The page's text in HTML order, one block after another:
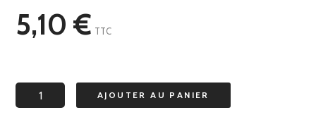
5,10 € TTC
quantité
de
AJOUTER AU PANIER